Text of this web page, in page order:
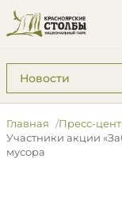
Подразделы:
Главная Пресс-
​Участники акции
мусора